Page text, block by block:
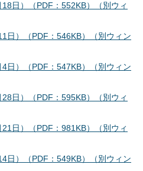
日）（PDF：552KB）（別ウィ
日）（PDF：546KB）（別ウィン
日）（PDF：547KB）（別ウィン
日）（PDF：595KB）（別ウィ
日）（PDF：981KB）（別ウィ
日）（PDF：549KB）（別ウィン